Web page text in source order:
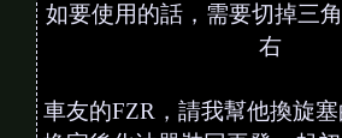
如要使用的話，需要切掉三
右
車友的FZR，請我幫他換旋